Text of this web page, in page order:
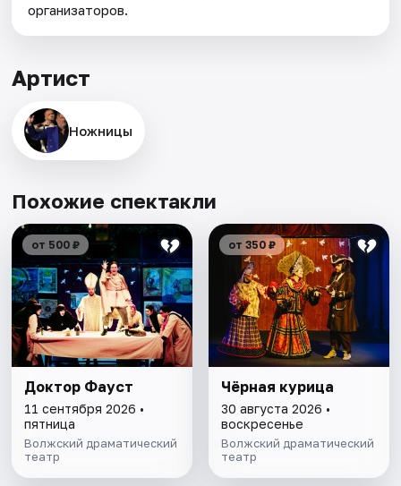
организаторов.
Артист
Ножницы
Похожие спектакли
от 500 ₽
Доктор Фауст
11 сентября 2026 •
пятница
Волжский драматический
театр
от 350 ₽
Чёрная курица
30 августа 2026 •
воскресенье
Волжский драматический
театр